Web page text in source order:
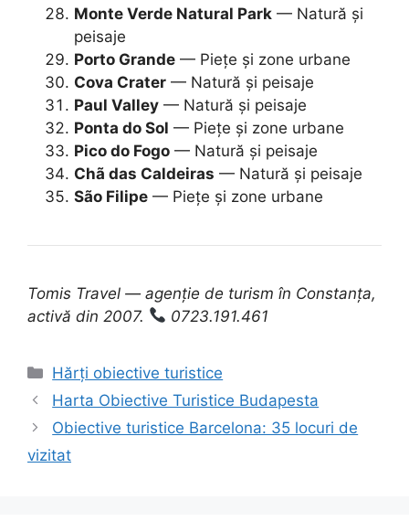
Monte Verde Natural Park — Natură și
peisaje
Porto Grande — Piețe și zone urbane
Cova Crater — Natură și peisaje
Paul Valley — Natură și peisaje
Ponta do Sol — Piețe și zone urbane
Pico do Fogo — Natură și peisaje
Chã das Caldeiras — Natură și peisaje
São Filipe — Piețe și zone urbane
Tomis Travel — agenție de turism în Constanța,
activă din 2007.
0723.191.461
Categorii
Hărți obiective turistice
Harta Obiective Turistice Budapesta
Obiective turistice Barcelona: 35 locuri de
vizitat